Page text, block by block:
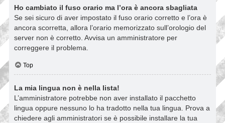
Ho cambiato il fuso orario ma l’ora è ancora sbagliata
Se sei sicuro di aver impostato il fuso orario corretto e l’ora è
ancora scorretta, allora l’orario memorizzato sull’orologio del
server non è corretto. Avvisa un amministratore per
correggere il problema.
Top
La mia lingua non è nella lista!
L’amministratore potrebbe non aver installato il pacchetto
lingua oppure nessuno lo ha tradotto nella tua lingua. Prova a
chiedere agli amministratori se è possibile installare la tua